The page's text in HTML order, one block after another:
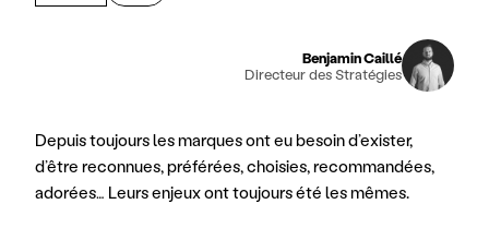
Benjamin Caillé
Directeur des Stratégies
Depuis toujours les marques ont eu besoin d’exister,
d’être reconnues, préférées, choisies, recommandées,
adorées… Leurs enjeux ont toujours été les mêmes.